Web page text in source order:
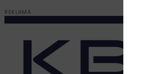
REKLAMA